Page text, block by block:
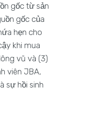
gốc từ sản
gốc của
hẹn cho
khi mua
vũ và (3)
viên JBA,
sự hồi sinh